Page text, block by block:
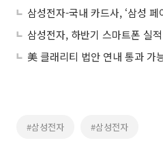
삼성전자-국내 카드사, ‘삼성 페
#삼성전자 #삼성전자